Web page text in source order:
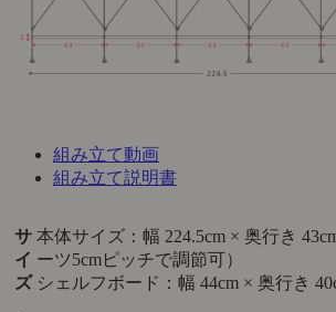
組み立て動画
組み立て説明書
サ
イ
ズ
本体サイズ：幅 224.5cm × 奥行き
ーツ5cmピッチで調節可）
シェルフボード：幅 44cm × 奥行き